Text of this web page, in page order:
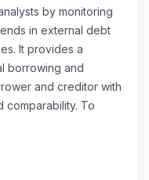
by monitoring
in external debt
It provides a
borrowing and
and creditor with
comparability. To